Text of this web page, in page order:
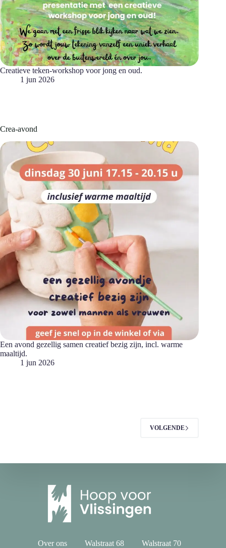
Creatieve teken-workshop voor jong en oud.
1 jun 2026
Crea-avond
Een avond gezellig samen creatief bezig zijn, incl. warme
maaltijd.
1 jun 2026
VOLGENDE
Over ons Walstraat 68 Walstraat 70